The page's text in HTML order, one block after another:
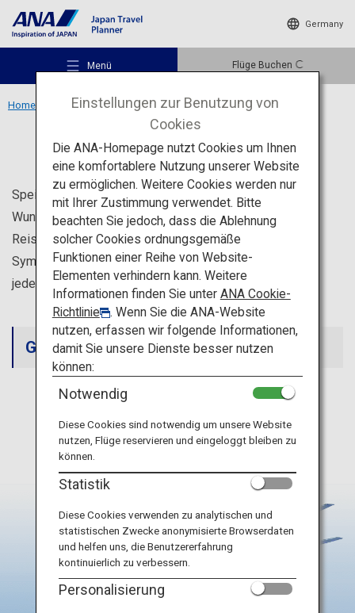
Germany
Menü Flüge Buchen
Empfohlene Orte
Reiseideen
Reiseziele
Reiseinformationen
Home Wunschliste
Wunschliste
Speichern Sie beliebte Sehenswürdigkeiten auf Ihrer
Wunschliste. Klicken Sie dafür auf den Seiten des
Reiseziels oder der Touristenorte auf das Ordensband-
Symbol. Prüfen und bearbeiten Sie Ihre Wunschliste
jederzeit, um Ihre perfekte Reise zu planen.
Gespeicherte Sehenswürdigkeiten-Liste
Einstellungen zur Benutzung von
Cookies
Die ANA-Homepage nutzt Cookies um Ihnen
eine komfortablere Nutzung unserer Website
zu ermöglichen. Weitere Cookies werden nur
mit Ihrer Zustimmung verwendet. Bitte
beachten Sie jedoch, dass die Ablehnung
solcher Cookies ordnungsgemäße
Funktionen einer Reihe von Website-
Elementen verhindern kann. Weitere
Informationen finden Sie unter ANA Cookie-
Richtlinie
. Wenn Sie die ANA-Website
nutzen, erfassen wir folgende Informationen,
damit Sie unsere Dienste besser nutzen
können:
Notwendig
Diese Cookies sind notwendig um unsere Website
nutzen, Flüge reservieren und eingeloggt bleiben zu
können.
Statistik
Diese Cookies verwenden zu analytischen und
statistischen Zwecke anonymisierte Browserdaten
und helfen uns, die Benutzererfahrung
kontinuierlich zu verbessern.
Personalisierung